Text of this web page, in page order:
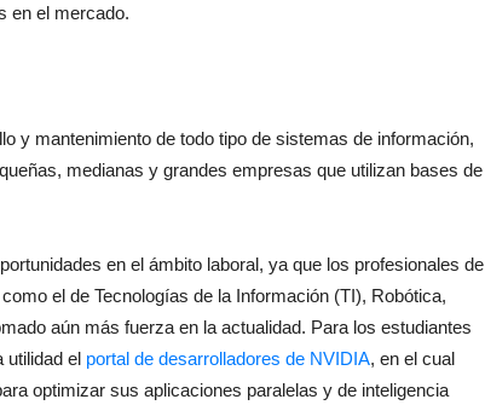
en el mercado.
y mantenimiento de todo tipo de sistemas de información,
medianas y grandes empresas que utilizan bases de
en el ámbito laboral, ya que los profesionales de
el de Tecnologías de la Información (TI), Robótica,
aún más fuerza en la actualidad. Para los estudiantes
utilidad el portal de desarrolladores de NVIDIA, en el cual
optimizar sus aplicaciones paralelas y de inteligencia